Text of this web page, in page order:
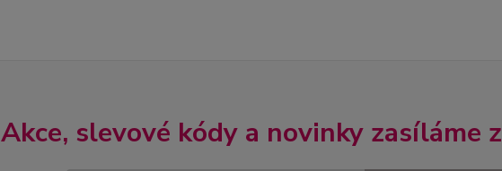
Akce, slevové kódy a novinky zasíláme